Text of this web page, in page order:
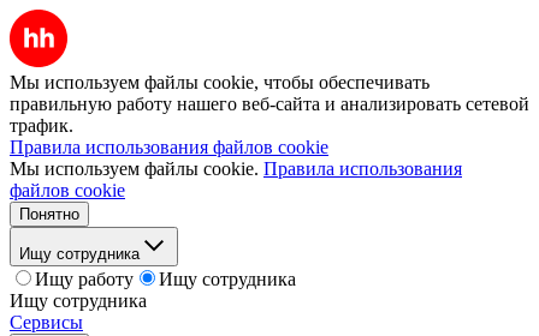
Мы используем файлы cookie, чтобы обеспечивать
правильную работу нашего веб-сайта и анализировать сетевой
трафик.
Правила использования файлов cookie
Мы используем файлы cookie. Правила использования
файлов cookie
Понятно
Ищу сотрудника
Ищу работу
Ищу сотрудника
Ищу сотрудника
Сервисы